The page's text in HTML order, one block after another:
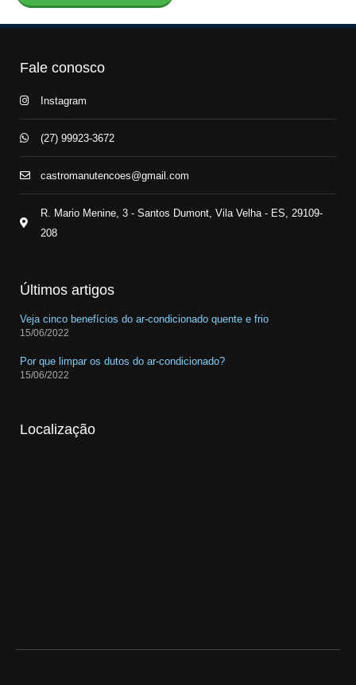
Fale conosco
Instagram
(27) 99923-3672
castromanutencoes@gmail.com
R. Mario Menine, 3 - Santos Dumont, Vila Velha - ES, 29109-
208
Últimos artigos
Veja cinco benefícios do ar-condicionado quente e frio
15/06/2022
Por que limpar os dutos do ar-condicionado?
15/06/2022
Localização